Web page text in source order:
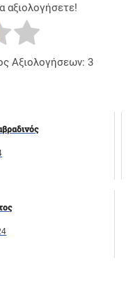
αξιολογήσετε!
Αξιολογήσεων: 3